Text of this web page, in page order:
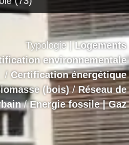
Typologie | Logements
environnementale
/Certification énergétique
(bois)/Réseau de
/Energie fossile | Gaz